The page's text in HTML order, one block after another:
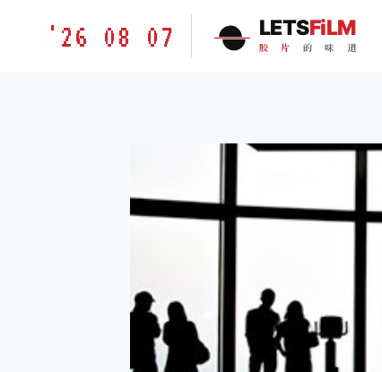
胶'26 08 07 LETSFiLM
胶 片 的 味 道